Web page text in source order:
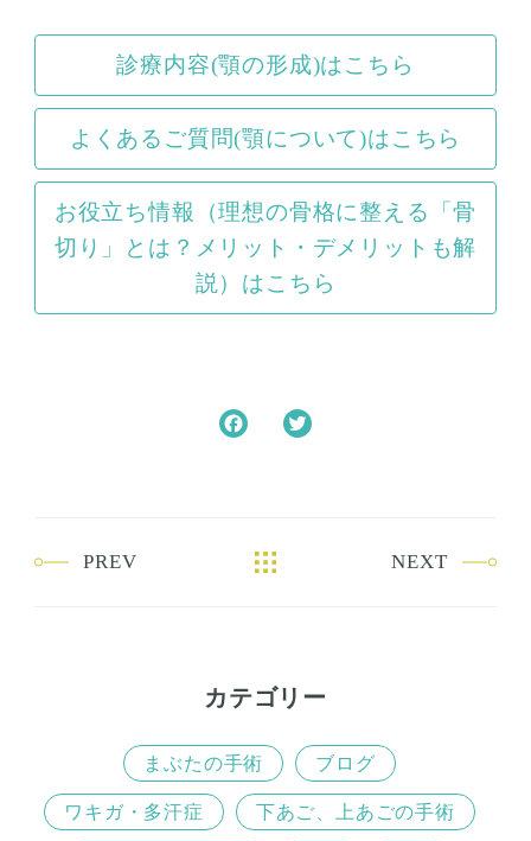
診療内容(顎の形成)はこちら
よくあるご質問(顎について)はこちら
お役立ち情報（理想の骨格に整える「骨
切り」とは？メリット・デメリットも解
説）はこちら
o
PREV NEXT
カテゴリー
まぶたの手術 ブログ
ワキガ・多汗症 下あご、上あごの手術